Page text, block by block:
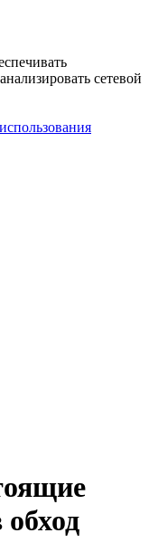
сетевой
обход